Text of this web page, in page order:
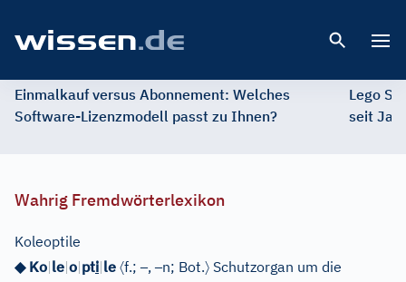
Einmalkauf versus Abonnement: Welches
Software-Lizenzmodell passt zu Ihnen?
Lego
seit
Wahrig Fremdwörterlexikon
Koleoptile
◆ Ko|le|o|pti|le 〈f.;–,–n; Bot.〉 Schutzorgan um die